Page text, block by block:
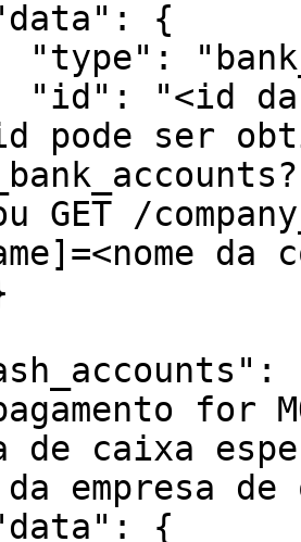
pode ser
GET /
da
de caixa
empresa